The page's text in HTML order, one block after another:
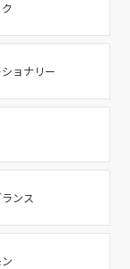
ショナリー
ンス